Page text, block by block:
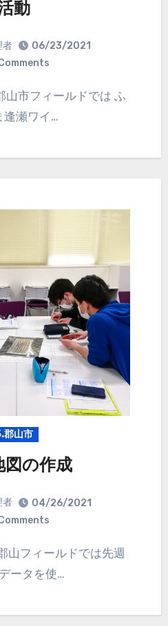
動
者
06/23/2021
逢瀬ワイ…
郡山市
図の作成
者
04/26/2021
ータを使…